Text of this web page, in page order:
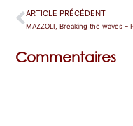
ARTICLE PRÉCÉDENT
MAZZOLI, Breaking the waves –
Commentaires